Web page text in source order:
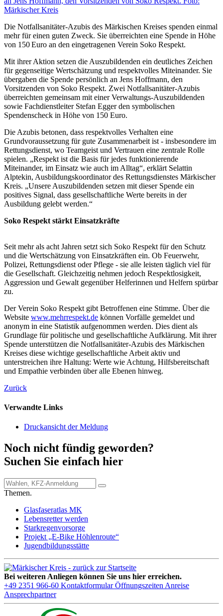
Die Notfallsanitäter-Azubis des Märkischen Kreises spenden einmal
mehr für einen guten Zweck. Sie überreichten eine Spende in Höhe
von 150 Euro an den eingetragenen Verein Soko Respekt.
Mit ihrer Aktion setzen die Auszubildenden ein deutliches Zeichen
für gegenseitige Wertschätzung und respektvolles Miteinander. Sie
übergaben die Spende persönlich an Jens Hoffmann, den
Vorsitzenden von Soko Respekt. Zwei Notfallsanitäter-Azubis
überreichten gemeinsam mit einer Verwaltungs-Auszubildenden
sowie Fachdienstleiter Stefan Egger den symbolischen
Spendenscheck in Höhe von 150 Euro.
Die Azubis betonen, dass respektvolles Verhalten eine
Grundvoraussetzung für gute Zusammenarbeit ist - insbesondere im
Rettungsdienst, wo Teamgeist und Vertrauen eine zentrale Rolle
spielen. „Respekt ist die Basis für jedes funktionierende
Miteinander, im Einsatz wie auch im Alltag“, erklärt Selattin
Alptekin, Ausbildungskoordinator des Rettungsdienstes Märkischer
Kreis. „Unsere Auszubildenden setzen mit dieser Spende ein
positives Signal, dass gesellschaftliche Werte bereits in der
Ausbildung gelebt werden.“
Soko Respekt stärkt Einsatzkräfte
Seit mehr als acht Jahren setzt sich Soko Respekt für den Schutz
und die Wertschätzung von Einsatzkräften ein. Ob Feuerwehr,
Polizei, Rettungsdienst oder Pflege - sie alle leisten täglich viel für
die Gesellschaft. Gleichzeitig nehmen jedoch Respektlosigkeit,
Aggression und Gewalt gegenüber Helferinnen und Helfern spürbar
zu.
Der Verein Soko Respekt gibt Betroffenen eine Stimme. Über die
Website www.mehrrespekt.de können Vorfälle gemeldet und
anonym in eine Statistik aufgenommen werden. Dies dient als
Grundlage für politische und gesellschaftliche Aufklärung. Mit ihrer
Spende unterstützen die Notfallsanitäter-Azubis des Märkischen
Kreises diese wichtige gesellschaftliche Arbeit aktiv und
unterstreichen ihre Haltung: Werte wie Achtung, Hilfsbereitschaft
und Empathie verbinden über alle Ebenen hinweg.
Zurück
Verwandte Links
Druckansicht der Meldung
Noch nicht fündig geworden?
Suchen Sie einfach hier
Themen.
Glasfaseratlas MK
Lebensretter werden
Starkregenvorsorge
Projekt „E-Bike Höhlenroute“
Jugendbildungsstätte
Bei weiteren Anliegen können Sie uns hier erreichen.
+49 2351 966-60 Kontaktformular Öffnungszeiten Anreise
Ansprechpartner